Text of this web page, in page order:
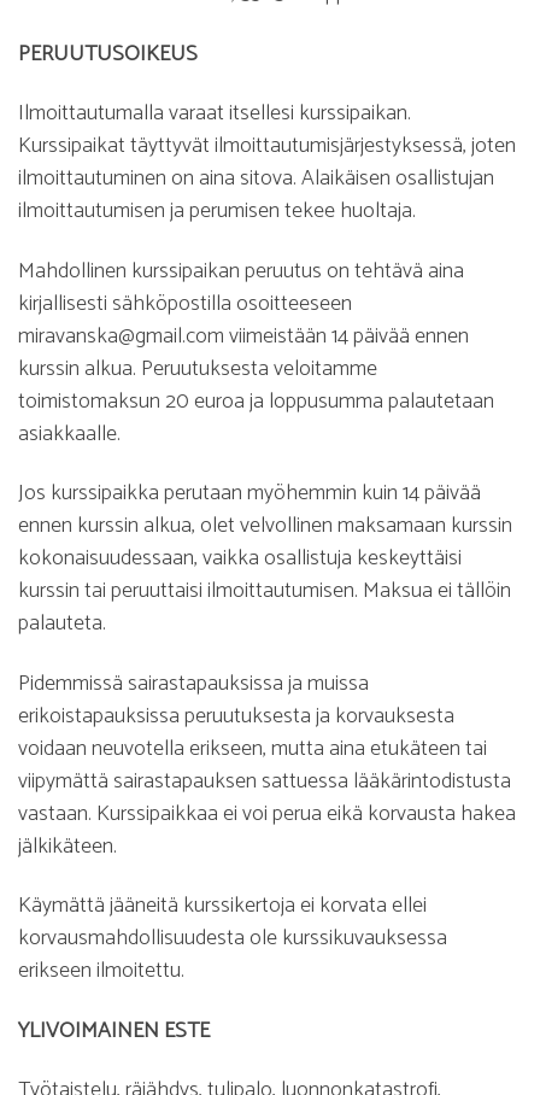
PERUUTUSOIKEUS
Ilmoittautumalla varaat itsellesi kurssipaikan.
Kurssipaikat täyttyvät ilmoittautumisjärjestyksessä, joten
ilmoittautuminen on aina sitova. Alaikäisen osallistujan
ilmoittautumisen ja perumisen tekee huoltaja.
Mahdollinen kurssipaikan peruutus on tehtävä aina
kirjallisesti sähköpostilla osoitteeseen
miravanska@gmail.com viimeistään 14 päivää ennen
kurssin alkua. Peruutuksesta veloitamme
toimistomaksun 20 euroa ja loppusumma palautetaan
asiakkaalle.
Jos kurssipaikka perutaan myöhemmin kuin 14 päivää
ennen kurssin alkua, olet velvollinen maksamaan kurssin
kokonaisuudessaan, vaikka osallistuja keskeyttäisi
kurssin tai peruuttaisi ilmoittautumisen. Maksua ei tällöin
palauteta.
Pidemmissä sairastapauksissa ja muissa
erikoistapauksissa peruutuksesta ja korvauksesta
voidaan neuvotella erikseen, mutta aina etukäteen tai
viipymättä sairastapauksen sattuessa lääkärintodistusta
vastaan. Kurssipaikkaa ei voi perua eikä korvausta hakea
jälkikäteen.
Käymättä jääneitä kurssikertoja ei korvata ellei
korvausmahdollisuudesta ole kurssikuvauksessa
erikseen ilmoitettu.
YLIVOIMAINEN ESTE